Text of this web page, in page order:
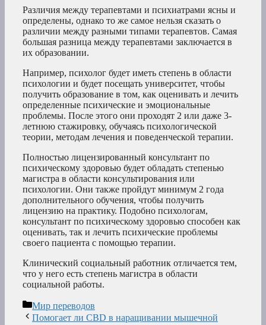
Различия между терапевтами и психиатрами ясны и
определены, однако то же самое нельзя сказать о
различии между разными типами терапевтов. Самая
большая разница между терапевтами заключается в
их образовании.
Например, психолог будет иметь степень в области
психологии и будет посещать университет, чтобы
получить образование в том, как оценивать и лечить
определенные психические и эмоциональные
проблемы. После этого они проходят 2 или даже 3-
летнюю стажировку, обучаясь психологической
теории, методам лечения и поведенческой терапии.
Полностью лицензированный консультант по
психическому здоровью будет обладать степенью
магистра в области консультирования или
психологии. Они также пройдут минимум 2 года
дополнительного обучения, чтобы получить
лицензию на практику. Подобно психологам,
консультант по психическому здоровью способен как
оценивать, так и лечить психические проблемы
своего пациента с помощью терапии.
Клинический социальный работник отличается тем,
что у него есть степень магистра в области
социальной работы.
Рубрики
Мир переводов
Помогает ли CBD в наращивании мышечной